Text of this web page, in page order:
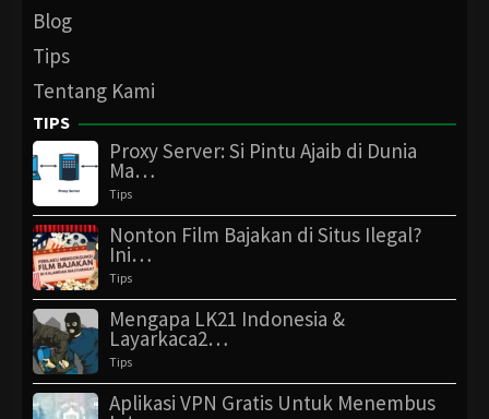
Blog
Tips
Tentang Kami
TIPS
Proxy Server: Si Pintu Ajaib di Dunia
Ma…
Tips
Nonton Film Bajakan di Situs Ilegal?
Ini…
Tips
Mengapa LK21 Indonesia &
Layarkaca2…
Tips
Aplikasi VPN Gratis Untuk Menembus